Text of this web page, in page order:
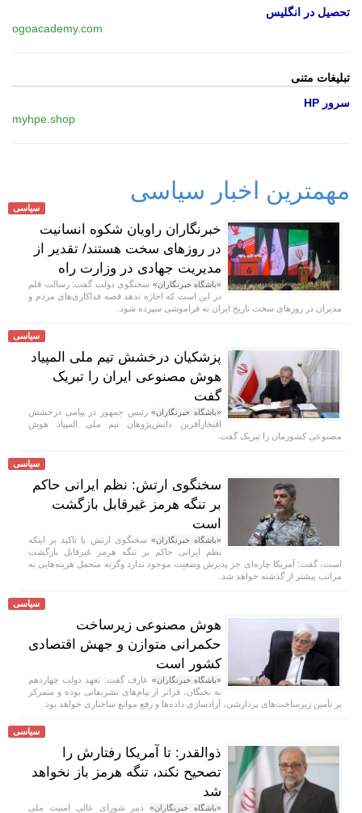
تحصیل در انگلیس
ogoacademy.com
تبلیغات متنی
سرور HP
myhpe.shop
مهمترین اخبار سیاسی
سیاسی
خبرنگاران راویان شکوه انسانیت
در روز‌های سخت هستند/ تقدیر از
مدیریت جهادی در وزارت راه
«باشگاه خبرنگاران» سخنگوی دولت گفت: رسالت قلم
در این است که اجازه ندهد قصه‌ فداکاری‌های مردم و
مدیران در روزهای سخت تاریخ ایران به فراموشی سپرده شود.
سیاسی
پزشکیان درخشش تیم ملی المپیاد
هوش مصنوعی ایران را تبریک
گفت
«باشگاه خبرنگاران»رئیس جمهور در پیامی درخشش
افتخارآفرین دانش‌پژوهان تیم ملی المپیاد هوش
مصنوعی کشورمان را تبریک گفت.
سیاسی
سخنگوی ارتش: نظم ایرانی حاکم
بر تنگه هرمز غیرقابل بازگشت
است
«باشگاه خبرنگاران» سخنگوی ارتش با تاکید بر اینکه
نظم ایرانی حاکم بر تنگه هرمز غیرقابل بازگشت
است، گفت: آمریکا چاره‌ای جز پذیرش وضعیت موجود ندارد وگرنه متحمل هزینه‌هایی به
مراتب بیشتر از گذشته خواهد شد.
سیاسی
هوش مصنوعی زیرساخت
حکمرانی متوازن و جهش اقتصادی
کشور است
«باشگاه خبرنگاران» عارف گفت: تعهد دولت چهاردهم
به نخبگان، فراتر از پیام‌های تشریفاتی بوده و متمرکز
بر تأمین زیرساخت‌های پردازشی، آزادسازی داده‌ها و رفع موانع ساختاری خواهد بود.
سیاسی
ذوالقدر: تا آمریکا رفتارش را
تصحیح نکند، تنگه هرمز باز نخواهد
شد
«باشگاه خبرنگاران»دبیر شورای عالی امنیت ملی